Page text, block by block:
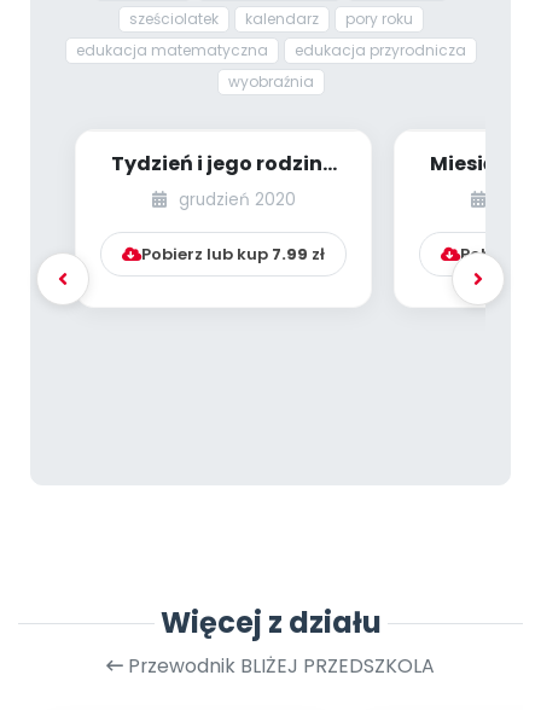
sześciolatek
kalendarz
pory roku
edukacja matematyczna
edukacja przyrodnicza
wyobraźnia
Tydzień i jego rodzina
[PBP - dzieci starsze -
numer 4]...
grudzień 2020
Pobierz lub kup 7.99 zł
Miesiąc
[PBP -
Pobierz
Więcej z działu
Przewodnik BLIŻEJ PRZEDSZKOLA